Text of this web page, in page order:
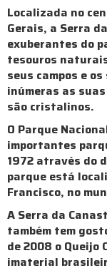
Localizada no
Gerais, a Serra
exuberantes do
tesouros
seus campos e
inúmeras as
são cristalinos.
O Parque
importantes
1972 através do
parque está
Francisco, no
A Serra da
também tem
de 2008 o
imaterial